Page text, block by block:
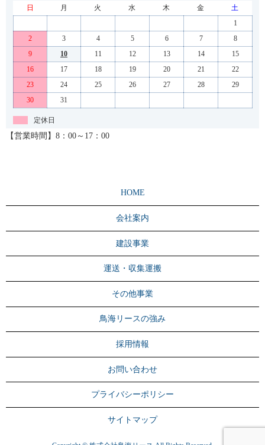
日
月 火 水 木 金
土
1
2
3 4 5 6 7
8
9
10 11 12 13 14
15
16
17 18 19 20 21
22
23
24 25 26 27 28
29
30
31
定休日
【営業時間】8：00～17：00
HOME
会社案内
建設事業
運送・収集運搬
その他事業
鳥海リースの強み
採用情報
お問い合わせ
プライバシーポリシー
サイトマップ